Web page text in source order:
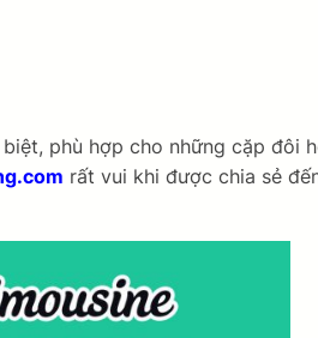
phù hợp cho những cặp đôi
rất vui khi được chia sẻ